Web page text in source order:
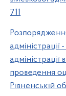
711
адміністрації
проведення
Рівненській